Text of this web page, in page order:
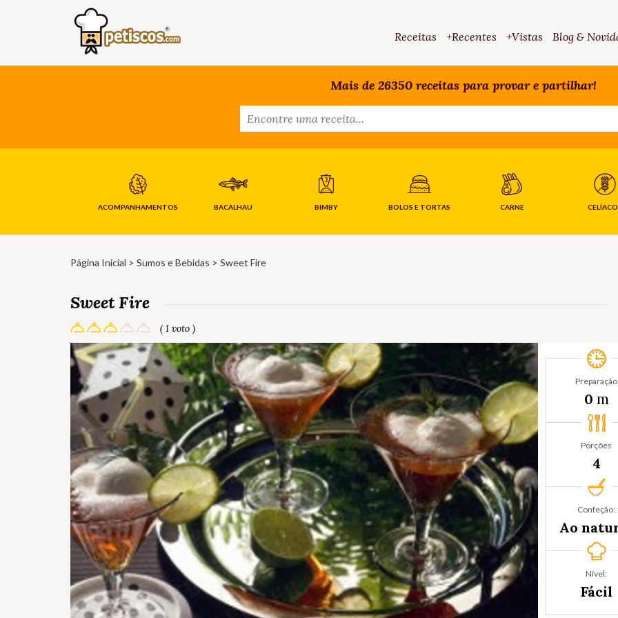
Receitas +Recentes +Vistas Blog &
Mais de 26350 receitas para provar e partilhar!
ACOMPANHAMENTOS BACALHAU BIMBY BOLOS E TORTAS CARNE
Página Inicial > Sumos e Bebidas > Sweet Fire
Sweet Fire
( 1 voto )
Preparação
0 m
Porções
4
Confeção:
Ao
Nível:
Fácil